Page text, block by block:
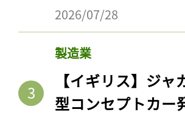
2026/07/28
製造業
【イギリス】ジ
型コンセプトカー